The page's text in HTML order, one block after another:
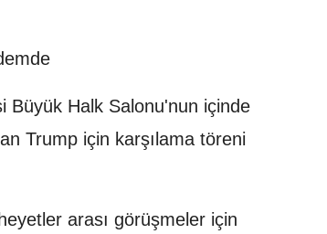
Büyük Halk Salonu'nun içinde
Trump için karşılama töreni
arası görüşmeler için